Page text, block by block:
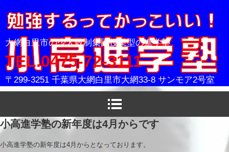
小高進学塾
大網白里市の少人数制集団授業型の進学塾
TEL.0475-72-3111
〒299-3251 千葉県大網白里市大網33-8 サンモア2号室
小高進学塾の新年度は4月からです
小高進学塾の新年度は4月からとなっております。